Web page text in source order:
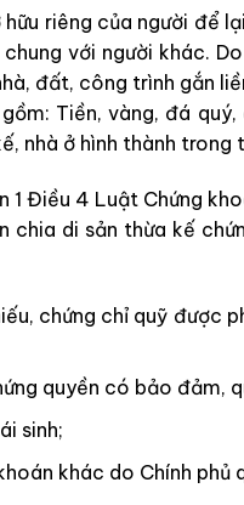
riêng của người để
với người khác.
đất, công trình gắn
Tiền, vàng, đá
nhà ở hình thành
Điều 4 Luật Chứng
chia di sản thừa kế
chứng chỉ quỹ được
quyền có bảo đảm,
sinh;
khác do Chính phủ